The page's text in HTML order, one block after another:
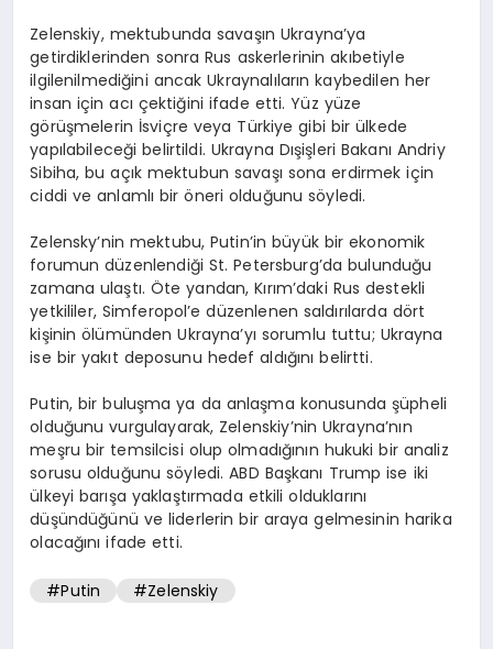
Zelenskiy, mektubunda savaşın Ukrayna’ya
getirdiklerinden sonra Rus askerlerinin akıbetiyle
ilgilenilmediğini ancak Ukraynalıların kaybedilen her
insan için acı çektiğini ifade etti. Yüz yüze
görüşmelerin İsviçre veya Türkiye gibi bir ülkede
yapılabileceği belirtildi. Ukrayna Dışişleri Bakanı Andriy
Sibiha, bu açık mektubun savaşı sona erdirmek için
ciddi ve anlamlı bir öneri olduğunu söyledi.
Zelensky’nin mektubu, Putin’in büyük bir ekonomik
forumun düzenlendiği St. Petersburg’da bulunduğu
zamana ulaştı. Öte yandan, Kırım’daki Rus destekli
yetkililer, Simferopol’e düzenlenen saldırılarda dört
kişinin ölümünden Ukrayna’yı sorumlu tuttu; Ukrayna
ise bir yakıt deposunu hedef aldığını belirtti.
Putin, bir buluşma ya da anlaşma konusunda şüpheli
olduğunu vurgulayarak, Zelenskiy’nin Ukrayna’nın
meşru bir temsilcisi olup olmadığının hukuki bir analiz
sorusu olduğunu söyledi. ABD Başkanı Trump ise iki
ülkeyi barışa yaklaştırmada etkili olduklarını
düşündüğünü ve liderlerin bir araya gelmesinin harika
olacağını ifade etti.
#Putin #Zelenskiy